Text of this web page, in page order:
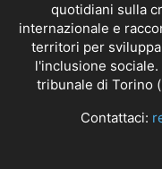
quotidiani sulla
internazionale e
territori per
l'inclusione
tribunale di Torino
Contattaci: